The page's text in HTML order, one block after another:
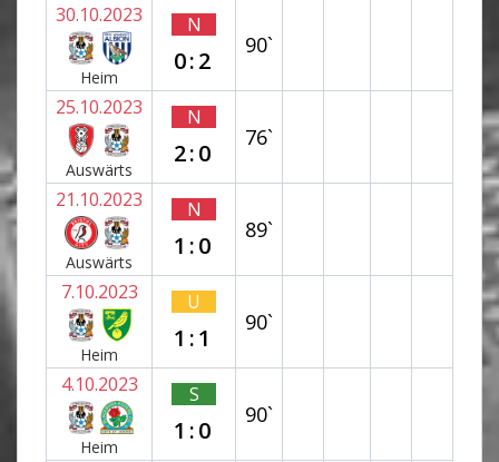
30.10.2023
Heim
N
0:2
90`
25.10.2023
Auswärts
N
2:0
76`
21.10.2023
Auswärts
N
1:0
89`
7.10.2023
Heim
U
1:1
90`
4.10.2023
Heim
S
1:0
90`